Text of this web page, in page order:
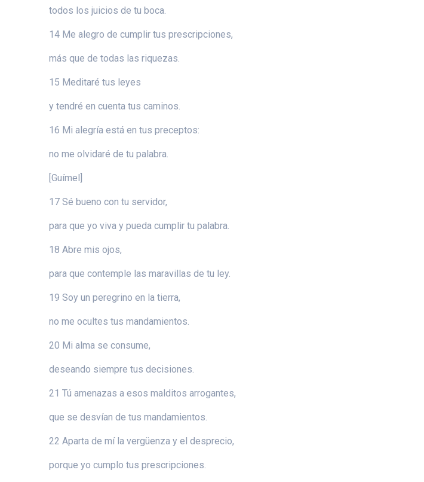
todos los juicios de tu boca.
14 Me alegro de cumplir tus prescripciones,
más que de todas las riquezas.
15 Meditaré tus leyes
y tendré en cuenta tus caminos.
16 Mi alegría está en tus preceptos:
no me olvidaré de tu palabra.
[Guímel]
17 Sé bueno con tu servidor,
para que yo viva y pueda cumplir tu palabra.
18 Abre mis ojos,
para que contemple las maravillas de tu ley.
19 Soy un peregrino en la tierra,
no me ocultes tus mandamientos.
20 Mi alma se consume,
deseando siempre tus decisiones.
21 Tú amenazas a esos malditos arrogantes,
que se desvían de tus mandamientos.
22 Aparta de mí la vergüenza y el desprecio,
porque yo cumplo tus prescripciones.